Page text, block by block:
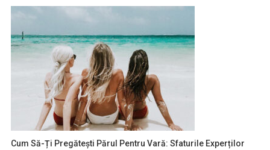
Cum Să-Ți Pregătești Părul Pentru Vară: Sfaturile Experților